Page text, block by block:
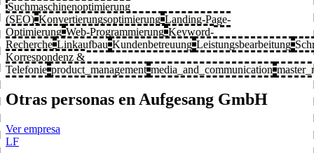
Suchmaschinenoptimierung
(SEO) Konvertierungsoptimierung Landing-Page-
Optimierung Web-Programmierung Keyword-
Recherche Linkaufbau Kundenbetreuung Leistungsbearbeitung
Korrespondenz &
Telefonie product_management media_and_communication
Otras personas en Aufgesang GmbH
Ver empresa
LF